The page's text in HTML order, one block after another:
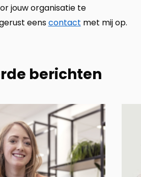
jouw organisatie te
eenscontact met mij op.
berichten